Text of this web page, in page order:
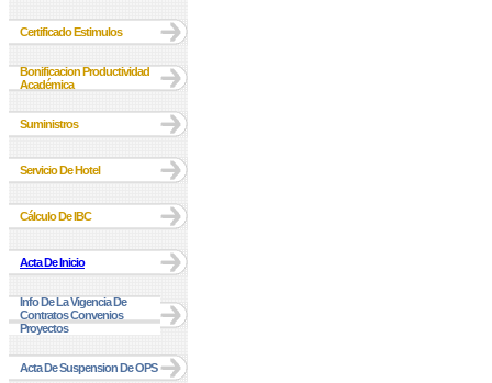
Certificado Estimulos
Bonificacion Productividad
Académica
Suministros
Servicio De Hotel
Cálculo De IBC
Acta De Inicio
Info De La Vigencia De
Contratos Convenios
Proyectos
Acta De Suspension De OPS